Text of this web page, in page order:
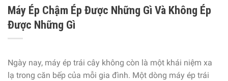
Máy Ép Chậm Ép Được Những Gì Và Không Ép
Được Những Gì
Ngày nay, máy ép trái cây không còn là một khái niệm xa
lạ trong căn bếp của mỗi gia đình. Một dòng máy ép trái